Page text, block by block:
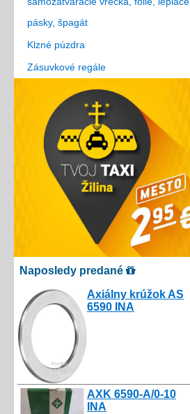
pásky, špagát
Klzné púzdra
Zásuvkové regále
Naposledy predané
Axiálny krúžok AS
6590 INA
AXK 6590-A/0-10
INA